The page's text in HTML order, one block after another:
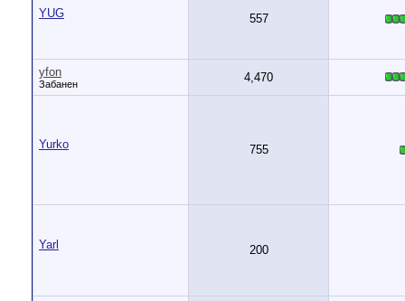
YUG 557
yfon
Забанен 4,470
Yurko 755
Yarl 200